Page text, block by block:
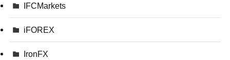
IFCMarkets
iFOREX
IronFX